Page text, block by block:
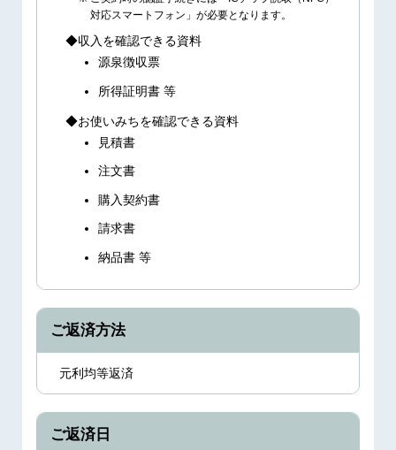
対応スマートフォン」が必要となります。
収入を確認できる資料
源泉徴収票
所得証明書 等
お使いみちを確認できる資料
見積書
注文書
購入契約書
請求書
納品書 等
ご返済方法
元利均等返済
ご返済日